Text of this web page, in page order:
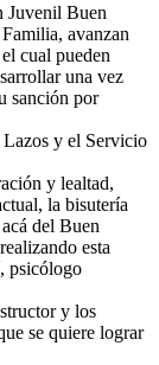
Juvenil Buen
avanzan
cual pueden
una vez
sanción por
y el Servicio
y lealtad,
la bisutería
del Buen
esta
psicólogo
y los
se quiere lograr